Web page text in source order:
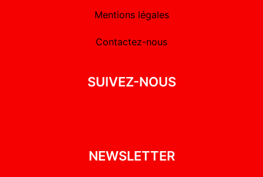
Mentions légales
Contactez-nous
SUIVEZ-NOUS
NEWSLETTER